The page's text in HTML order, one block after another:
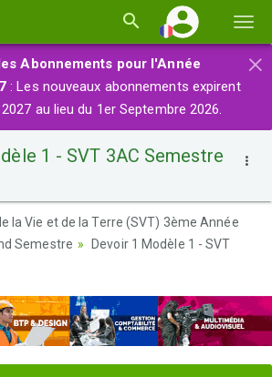
la×
Abonnements pour l'Année
: Les nouveaux abonnements expirent
au lieu du 1er Septembre 2026.
1 - SVT 3AC Semestre
la Vie et de la Terre (SVT) 3ème Année
Semestre
Devoir 1 Modèle 1 - SVT